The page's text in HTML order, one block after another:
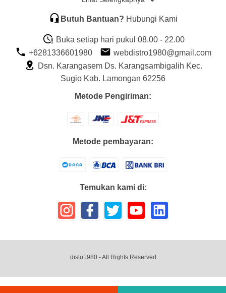
Butuh Bantuan? Hubungi Kami
Buka setiap hari pukul 08.00 - 22.00
+6281336601980
webdistro1980@gmail.com
Dsn. Karangasem Ds. Karangsambigalih Kec.
Sugio Kab. Lamongan 62256
Metode Pengiriman:
Metode pembayaran:
Temukan kami di:
disto1980- All Rights Reserved